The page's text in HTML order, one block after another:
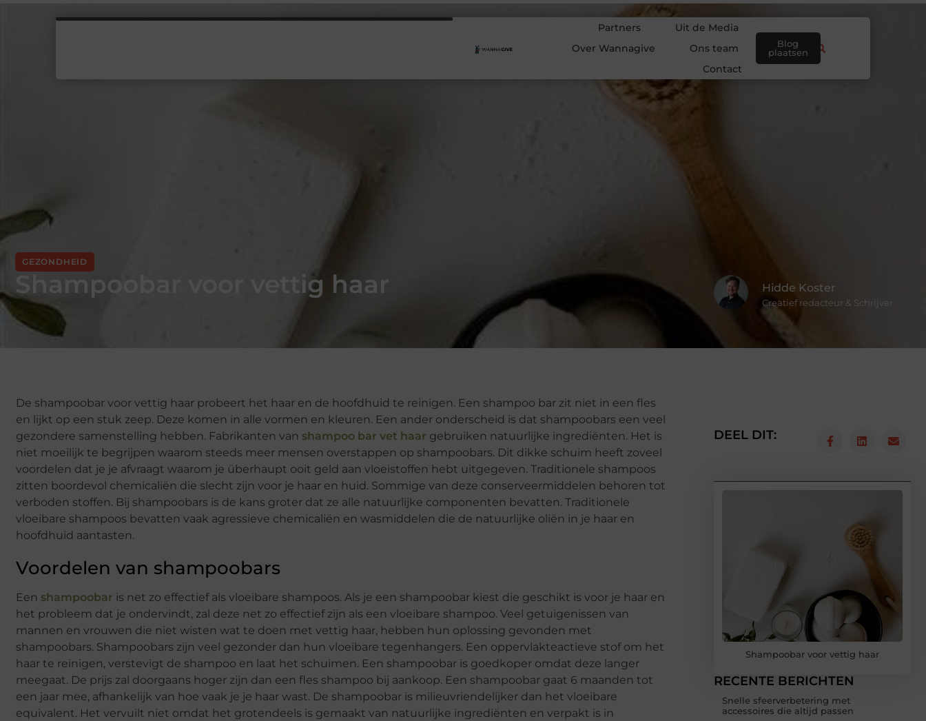
Partners
Uit de Media
Over Wannagive
Ons team
Contact
Blog
plaatsen
GEZONDHEID
Shampoobar voor vettig haar Hidde Koster
Creatief redacteur & Schrijver
De shampoobar voor vettig haar probeert het haar en de hoofdhuid te reinigen. Een shampoo bar zit niet in een fles
en lijkt op een stuk zeep. Deze komen in alle vormen en kleuren. Een ander onderscheid is dat shampoobars een veel
gezondere samenstelling hebben. Fabrikanten van shampoo bar vet haar gebruiken natuurlijke ingrediënten. Het is
niet moeilijk te begrijpen waarom steeds meer mensen overstappen op shampoobars. Dit dikke schuim heeft zoveel
voordelen dat je je afvraagt ​​waarom je überhaupt ooit geld aan vloeistoffen hebt uitgegeven. Traditionele shampoos
zitten boordevol chemicaliën die slecht zijn voor je haar en huid. Sommige van deze conserveermiddelen behoren tot
verboden stoffen. Bij shampoobars is de kans groter dat ze alle natuurlijke componenten bevatten. Traditionele
vloeibare shampoos bevatten vaak agressieve chemicaliën en wasmiddelen die de natuurlijke oliën in je haar en
hoofdhuid aantasten.
Voordelen van shampoobars
Een shampoobar is net zo effectief als vloeibare shampoos. Als je een shampoobar kiest die geschikt is voor je haar en
het probleem dat je ondervindt, zal deze net zo effectief zijn als een vloeibare shampoo. Veel getuigenissen van
mannen en vrouwen die niet wisten wat te doen met vettig haar, hebben hun oplossing gevonden met
shampoobars. Shampoobars zijn veel gezonder dan hun vloeibare tegenhangers. Een oppervlakteactieve stof om het
haar te reinigen, verstevigt de shampoo en laat het schuimen. Een shampoobar is goedkoper omdat deze langer
meegaat. De prijs zal doorgaans hoger zijn dan een fles shampoo bij aankoop. Een shampoobar gaat 6 maanden tot
een jaar mee, afhankelijk van hoe vaak je je haar wast. De shampoobar is milieuvriendelijker dan het vloeibare
equivalent. Het vervuilt niet omdat het grotendeels is gemaakt van natuurlijke ingrediënten en verpakt is in
DEEL DIT:
Shampoobar voor vettig haar
RECENTE BERICHTEN
Snelle sfeerverbetering met
accessoires die altijd passen